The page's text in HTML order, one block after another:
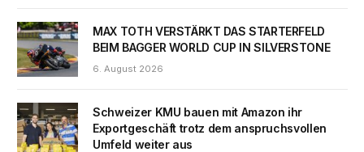
MAX TOTH VERSTÄRKT DAS STARTERFELD
BEIM BAGGER WORLD CUP IN SILVERSTONE
6. August 2026
Schweizer KMU bauen mit Amazon ihr
Exportgeschäft trotz dem anspruchsvollen
Umfeld weiter aus